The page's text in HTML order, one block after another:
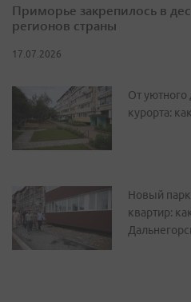
Приморье закрепилось в
регионов страны
17.07.2026
От
курорта:
Новый
квартир: